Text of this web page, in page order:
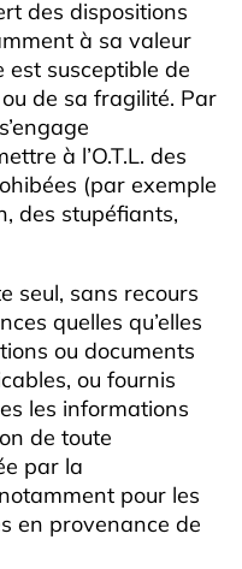
des dispositions
à sa valeur
est susceptible de
de sa fragilité. Par
à l’O.T.L. des
(par exemple
des stupéfiants,
seul, sans recours
quelles qu’elles
ou documents
ou fournis
les informations
de toute
par la
pour les
en provenance de